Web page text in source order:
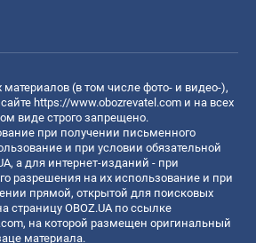
(в том числе фото- и видео-),
https://www.obozrevatel.com и на всех
виде строго запрещено.
при получении письменного
и при условии обязательной
а для интернет-изданий - при
разрешения на их использование и при
прямой, открытой для поисковых
страницу OBOZ.UA по ссылке
, на которой размещен оригинальный
материала.